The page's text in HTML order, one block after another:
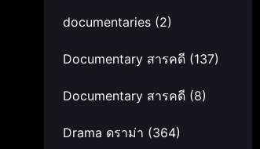
documentaries (2)
Documentary สารคดี (137)
Documentary สารคดี (8)
Drama ดราม่า (364)